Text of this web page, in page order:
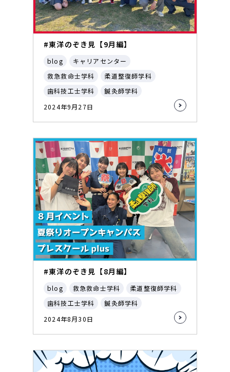
#東洋のぞき見【9月編】
blog
キャリアセンター
救急救命士学科
柔道整復師学科
歯科技工士学科
鍼灸師学科
2024年9月27日
#東洋のぞき見【8月編】
blog 救急救命士学科
柔道整復師学科
歯科技工士学科
鍼灸師学科
2024年8月30日